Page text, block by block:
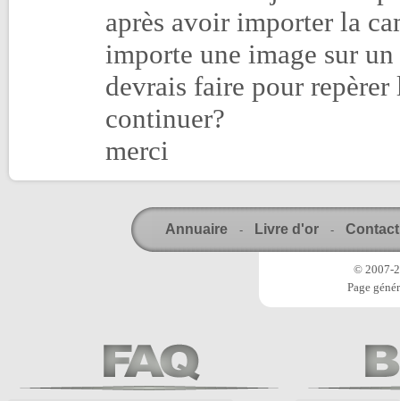
après avoir importer la
importe une image sur
devrais faire pour
continuer?
merci
Annuaire - Livre d'or - Contact
© 2007-
Page